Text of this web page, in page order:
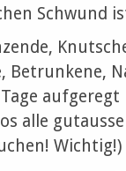
Schwund
Betrunkene,
alle
Wichtig!)